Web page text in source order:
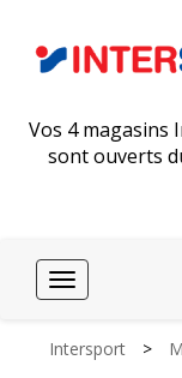
Vos 4 magasins
sont ouverts
Toggle
Intersport >